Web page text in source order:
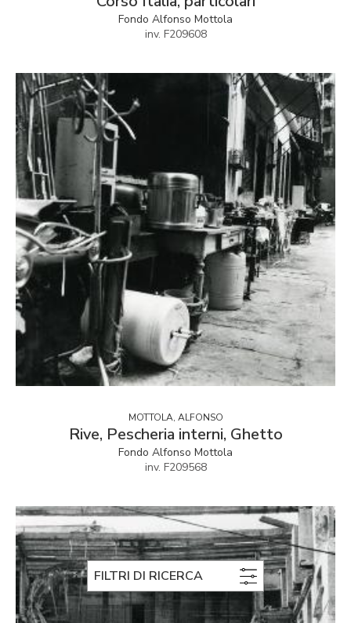
FILTRI DI RICERCA
Fondo Alfonso Mottola
inv. F209608
MOTTOLA, ALFONSO
Rive, Pescheria interni, Ghetto
Fondo Alfonso Mottola
inv. F209568